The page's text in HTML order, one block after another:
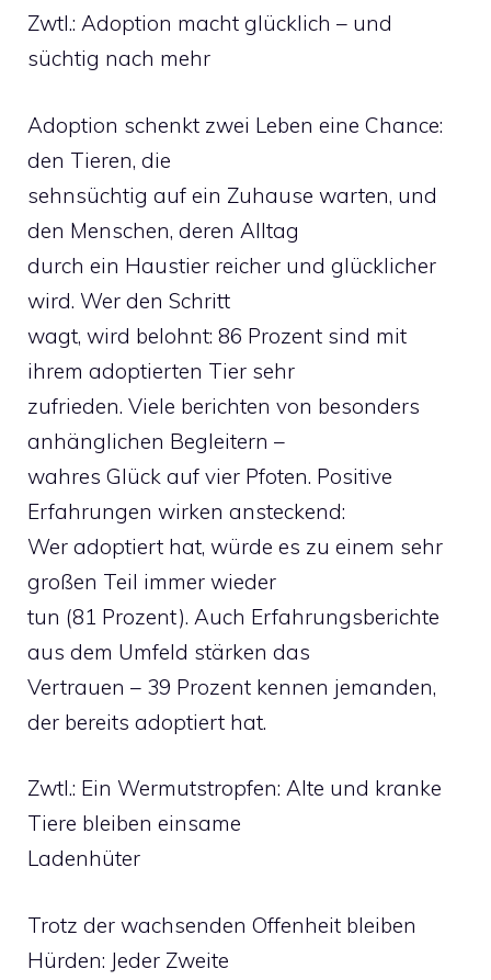
Zwtl.: Adoption macht glücklich – und
süchtig nach mehr
Adoption schenkt zwei Leben eine Chance:
den Tieren, die
sehnsüchtig auf ein Zuhause warten, und
den Menschen, deren Alltag
durch ein Haustier reicher und glücklicher
wird. Wer den Schritt
wagt, wird belohnt: 86 Prozent sind mit
ihrem adoptierten Tier sehr
zufrieden. Viele berichten von besonders
anhänglichen Begleitern –
wahres Glück auf vier Pfoten. Positive
Erfahrungen wirken ansteckend:
Wer adoptiert hat, würde es zu einem sehr
großen Teil immer wieder
tun (81 Prozent). Auch Erfahrungsberichte
aus dem Umfeld stärken das
Vertrauen – 39 Prozent kennen jemanden,
der bereits adoptiert hat.
Zwtl.: Ein Wermutstropfen: Alte und kranke
Tiere bleiben einsame
Ladenhüter
Trotz der wachsenden Offenheit bleiben
Hürden: Jeder Zweite